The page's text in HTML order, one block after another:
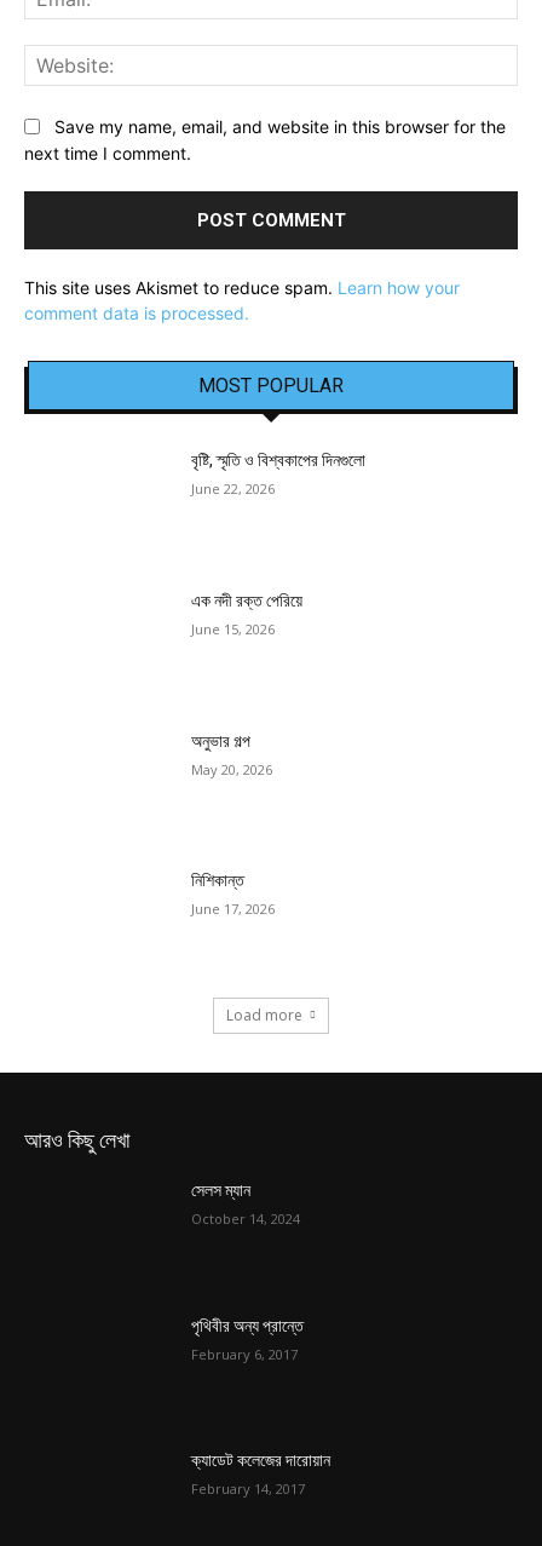
Save my name, email, and website in this browser for the
next time I comment.
This site uses Akismet to reduce spam. Learn how your
comment data is processed.
MOST POPULAR
বৃষ্টি, স্মৃতি ও বিশ্বকাপের দিনগুলো
June 22, 2026
এক নদী রক্ত পেরিয়ে
June 15, 2026
অনুভার গল্প
May 20, 2026
নিশিকান্ত
June 17, 2026
Load more
আরও কিছু লেখা
সেলস ম্যান
October 14, 2024
পৃথিবীর অন্য প্রান্তে
February 6, 2017
ক্যাডেট কলেজের দারোয়ান
February 14, 2017